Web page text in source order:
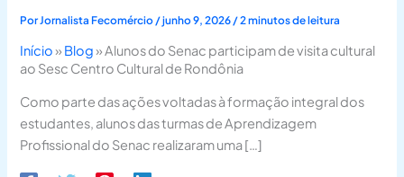
PorJornalista Fecomércio /junho 9, 2026 /2 minutos de leitura
Início» Blog»Alunos do Senac participam de visita cultural
ao Sesc Centro Cultural de Rondônia
Como parte das ações voltadas à formação integral dos
estudantes, alunos das turmas de Aprendizagem
Profissional do Senac realizaram uma […]